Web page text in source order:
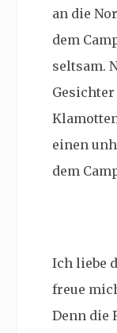
an die
dem
seltsam.
einen
dem
Ich liebe
freue
Denn die